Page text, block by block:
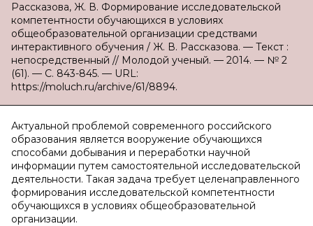
Рассказова, Ж. В. Формирование исследовательской
компетентности обучающихся в условиях
общеобразовательной организации средствами
интерактивного обучения / Ж. В. Рассказова. — Текст :
непосредственный // Молодой ученый. — 2014. — № 2
(61). — С. 843-845. — URL:
https://moluch.ru/archive/61/8894.
Актуальной проблемой современного российского
образования является вооружение обучающихся
способами добывания и переработки научной
информации путем самостоятельной исследовательской
деятельности. Такая задача требует целенаправленного
формирования исследовательской компетентности
обучающихся в условиях общеобразовательной
организации.